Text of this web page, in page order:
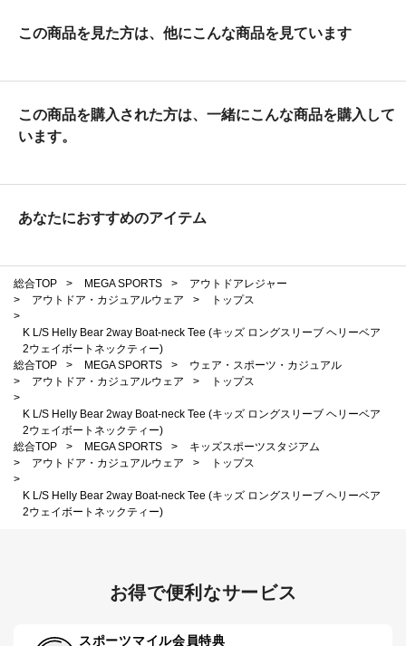
この商品を見た方は、他にこんな商品を見ています
この商品を購入された方は、一緒にこんな商品を購入して
います。
あなたにおすすめのアイテム
総合TOP > MEGA SPORTS >
アウトドアレジャー
>
アウトドア・カジュアルウェア >
トップス
>
K L/S Helly Bear 2way Boat-neck Tee (キッズ ロングスリーブ ヘリーベア
2ウェイボートネックティー)
総合TOP
> MEGA SPORTS >
ウェア・スポーツ・カジュアル
>
アウトドア・カジュアルウェア >
トップス
>
K L/S Helly Bear 2way Boat-neck Tee (キッズ ロングスリーブ ヘリーベア
2ウェイボートネックティー)
総合TOP
> MEGA SPORTS >
キッズスポーツスタジアム
>
アウトドア・カジュアルウェア >
トップス
>
K L/S Helly Bear 2way Boat-neck Tee (キッズ ロングスリーブ ヘリーベア
2ウェイボートネックティー)
お得で便利なサービス
スポーツマイル会員特典